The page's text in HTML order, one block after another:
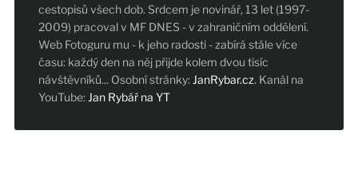
cestopisů všech dob. Srdcem je novinář, 13 let (1997-
2009) pracoval v MF DNES - v zahraničním oddělení.
Web Fotoguru mu - k jeho radosti - zabírá stále více
času: každý den na něj přijde kolem dvou tisíc
návštěvníků... Osobní stránky:JanRybar.cz. Kanál na
YouTube:Jan Rybář na YT